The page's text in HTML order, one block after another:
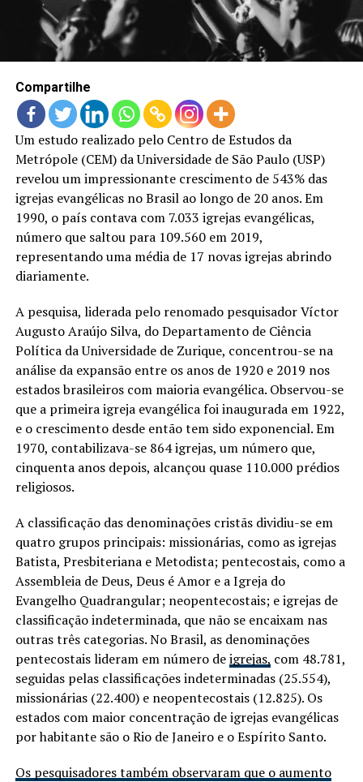
LANÇAMENTOS
Compartilhe
Um estudo realizado pelo Centro de Estudos da
Metrópole (CEM) da Universidade de São Paulo (USP)
revelou um impressionante crescimento de 543% das
igrejas evangélicas no Brasil ao longo de 20 anos. Em
1990, o país contava com 7.033 igrejas evangélicas,
número que saltou para 109.560 em 2019,
representando uma média de 17 novas igrejas abrindo
diariamente.
A pesquisa, liderada pelo renomado pesquisador Víctor
Augusto Araújo Silva, do Departamento de Ciência
Política da Universidade de Zurique, concentrou-se na
análise da expansão entre os anos de 1920 e 2019 nos
estados brasileiros com maioria evangélica. Observou-se
que a primeira igreja evangélica foi inaugurada em 1922,
e o crescimento desde então tem sido exponencial. Em
1970, contabilizava-se 864 igrejas, um número que,
cinquenta anos depois, alcançou quase 110.000 prédios
religiosos.
A classificação das denominações cristãs dividiu-se em
quatro grupos principais: missionárias, como as igrejas
Batista, Presbiteriana e Metodista; pentecostais, como a
Assembleia de Deus, Deus é Amor e a Igreja do
Evangelho Quadrangular; neopentecostais; e igrejas de
classificação indeterminada, que não se encaixam nas
outras três categorias. No Brasil, as denominações
pentecostais lideram em número deigrejas, com 48.781,
seguidas pelas classificações indeterminadas (25.554),
missionárias (22.400) e neopentecostais (12.825). Os
estados com maior concentração de igrejas evangélicas
por habitante são o Rio de Janeiro e o Espírito Santo.
Os pesquisadores também observaram que o aumento